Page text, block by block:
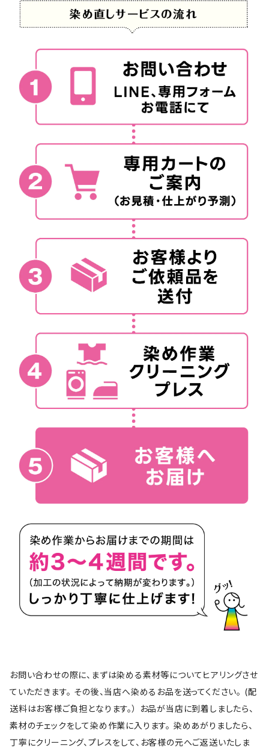
お問い合わせの際に、まずは染める素材等についてヒアリングさせ
ていただきます。 その後、当店へ染めるお品を送ってください。 (配
送料はお客様ご負担となります。） お品が当店に到着しましたら、
素材のチェックをして染め作業に入ります。 染めあがりましたら、
丁寧にクリーニング、プレスをして、お客様の元へご返送いたしま